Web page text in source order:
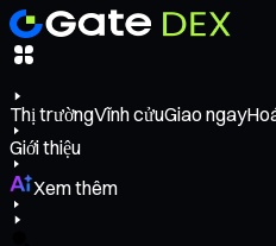
Thị trườngVĩnh cửuGiao ngay
Giới thiệu
Xem thêm